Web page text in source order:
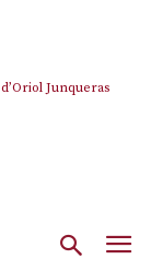
Junqueras
frontal al retorn